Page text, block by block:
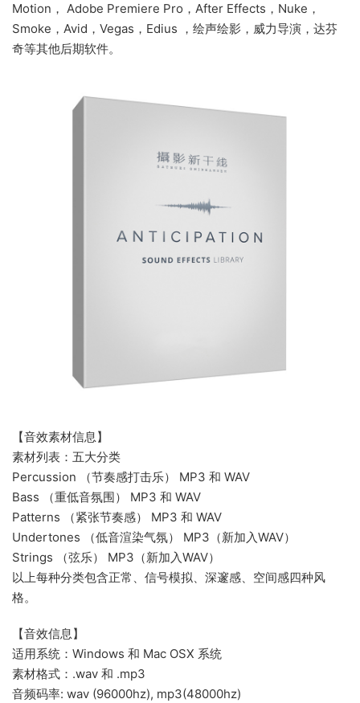
Motion， Adobe Premiere Pro，After Effects，Nuke，
Smoke，Avid，Vegas，Edius ，绘声绘影，威力导演，达芬
奇等其他后期软件。
【音效素材信息】
素材列表：五大分类
Percussion （节奏感打击乐） MP3 和 WAV
Bass （重低音氛围） MP3 和 WAV
Patterns （紧张节奏感） MP3 和 WAV
Undertones （低音渲染气氛） MP3（新加入WAV）
Strings （弦乐） MP3（新加入WAV）
以上每种分类包含正常、信号模拟、深邃感、空间感四种风
格。
【音效信息】
适用系统：Windows 和 Mac OSX 系统
素材格式：.wav 和 .mp3
音频码率: wav (96000hz), mp3(48000hz)